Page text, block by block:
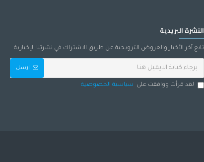
النشرة البريدية
تابع آخر الأخبار والعروض الترويجية عن طريق الاشتراك في نشرتنا الإخبارية
ارسل
لقد قرأت ووافقت على سياسية الخصوصية